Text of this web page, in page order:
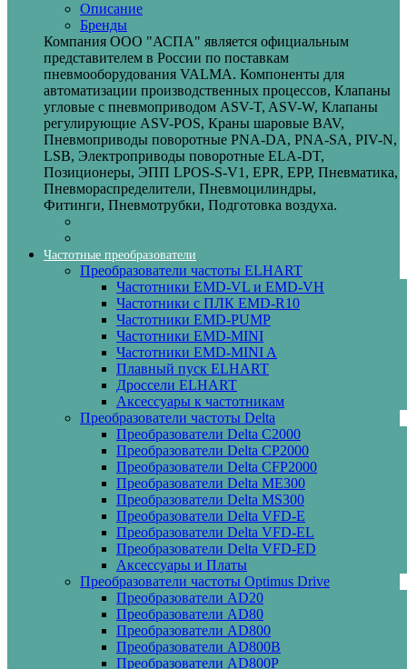
Описание
Бренды
Компания ООО "АСПА" является официальным
представителем в России по поставкам
пневмооборудования VALMA. Компоненты для
автоматизации производственных процессов, Клапаны
угловые с пневмоприводом ASV-T, ASV-W, Клапаны
регулирующие ASV-POS, Краны шаровые BAV,
Пневмоприводы поворотные PNA-DA, PNA-SA, PIV-N,
LSB, Электроприводы поворотные ELA-DT,
Позиционеры, ЭПП LPOS-S-V1, EPR, EPP, Пневматика,
Пневмораспределители, Пневмоцилиндры,
Фитинги, Пневмотрубки, Подготовка воздуха.
Частотные преобразователи
Преобразователи частоты ELHART
Частотники EMD-VL и EMD-VH
Частотники с ПЛК EMD-R10
Частотники EMD-PUMP
Частотники EMD‑MINI
Частотники EMD‑MINI A
Плавный пуск ELHART
Дроссели ELHART
Аксессуары к частотникам
Преобразователи частоты Delta
Преобразователи Delta C2000
Преобразователи Delta CP2000
Преобразователи Delta CFP2000
Преобразователи Delta ME300
Преобразователи Delta MS300
Преобразователи Delta VFD-E
Преобразователи Delta VFD-EL
Преобразователи Delta VFD-ED
Аксессуары и Платы
Преобразователи частоты Optimus Drive
Преобразователи AD20
Преобразователи AD80
Преобразователи AD800
Преобразователи AD800B
Преобразователи AD800P